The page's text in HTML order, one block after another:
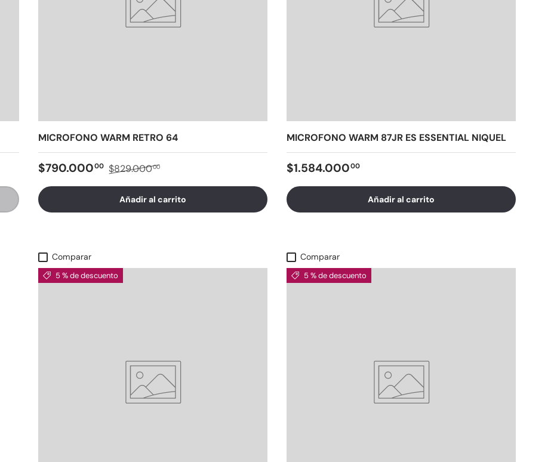
MICROFONO WARM RETRO 64
$790.00000 $829.00000
Añadir al carrito
MICROFONO WARM 87JR ES ESSENTIAL NIQUEL
$1.584.00000
Añadir al carrito
Comparar
5 % de descuento
Comparar
5 % de descuento